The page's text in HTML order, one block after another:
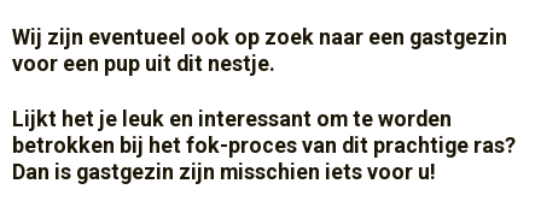
Wij zijn eventueel ook op zoek naar een gastgezin
voor een pup uit dit nestje.
Lijkt het je leuk en interessant om te worden
betrokken bij het fok-proces van dit prachtige ras?
Dan is gastgezin zijn misschien iets voor u!